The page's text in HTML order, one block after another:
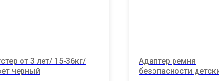
от 3 лет/ 15-36кг/
черный
Адаптер ремня
безопасности